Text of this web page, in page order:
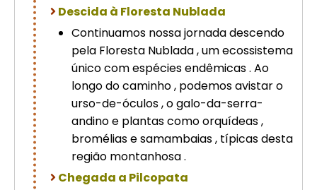
Descida à Floresta Nublada
Continuamos nossa jornada descendo
pela Floresta Nublada , um ecossistema
único com espécies endêmicas . Ao
longo do caminho , podemos avistar o
urso-de-óculos , o galo-da-serra-
andino e plantas como orquídeas ,
bromélias e samambaias , típicas desta
região montanhosa .
Chegada a Pilcopata